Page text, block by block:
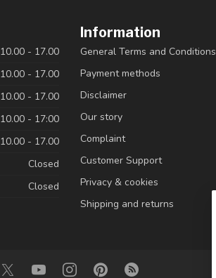
10.00 - 17.00
10.00 - 17.00
10.00 - 17.00
10.00 - 17:00
10.00 - 17.00
Closed
Closed
Information
General Terms and Conditions
Payment methods
Disclaimer
Our story
Complaint
Customer Support
Privacy & cookies
Shipping and returns